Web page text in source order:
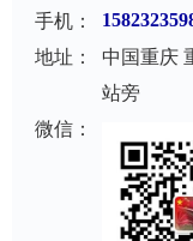
手机：
地址：
中国重庆
站旁
微信：